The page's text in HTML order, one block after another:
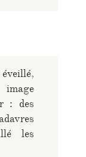
: des
les